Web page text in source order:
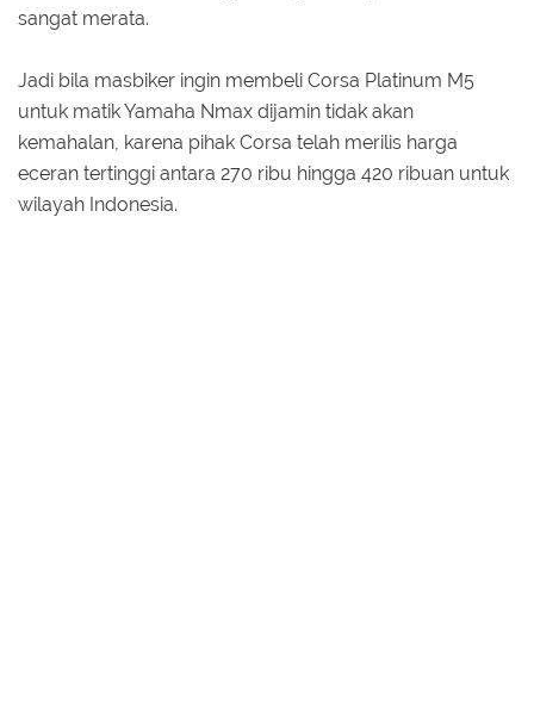
sangat merata.
Jadi bila masbiker ingin membeli Corsa Platinum M5
untuk matik Yamaha Nmax dijamin tidak akan
kemahalan, karena pihak Corsa telah merilis harga
eceran tertinggi antara 270 ribu hingga 420 ribuan untuk
wilayah Indonesia.